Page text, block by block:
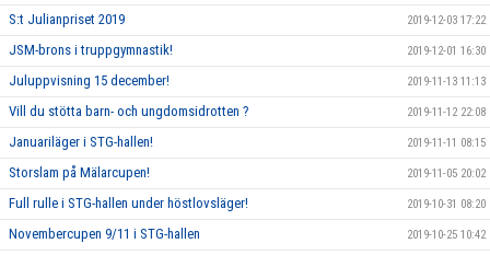
S:t Julianpriset 2019 2019-12-03 17:22
JSM-brons i truppgymnastik! 2019-12-01 16:30
Juluppvisning 15 december! 2019-11-13 11:13
Vill du stötta barn- och ungdomsidrotten ? 2019-11-12 22:08
Januariläger i STG-hallen! 2019-11-11 08:15
Storslam på Mälarcupen! 2019-11-05 20:02
Full rulle i STG-hallen under höstlovsläger! 2019-10-31 08:20
Novembercupen 9/11 i STG-hallen 2019-10-25 10:42